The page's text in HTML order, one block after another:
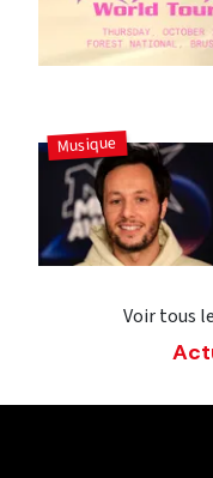
Musique
Voir tous